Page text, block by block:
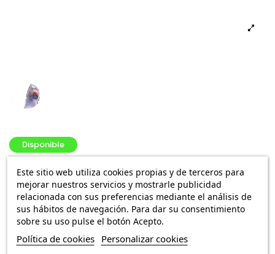
Disponible
Piloto intermitente delantero derecho Fiat
Seicento 46769166
Ref.: IPA 14308562
18,85 € 8,49 €Envío Peninsula
Este sitio web utiliza cookies propias y de terceros para
mejorar nuestros servicios y mostrarle publicidad
relacionada con sus preferencias mediante el análisis de
sus hábitos de navegación. Para dar su consentimiento
sobre su uso pulse el botón Acepto.
Política de cookies Personalizar cookies